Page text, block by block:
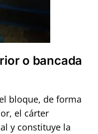
o bancada
bloque, de forma
el cárter
y constituye la